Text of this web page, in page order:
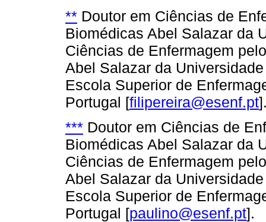
** Doutor em Ciências de
Biomédicas Abel Salazar da
Ciências de Enfermagem
Abel Salazar da
Escola Superior de
Portugal [filipereira@esenf.pt
*** Doutor em Ciências de
Biomédicas Abel Salazar da
Ciências de Enfermagem
Abel Salazar da
Escola Superior de
Portugal [paulino@esenf.pt].